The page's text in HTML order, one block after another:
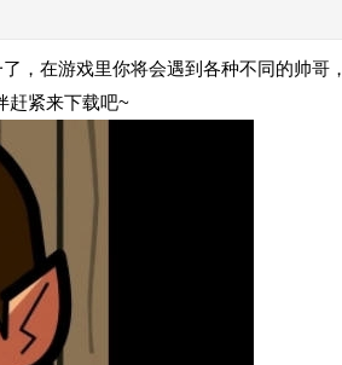
了，在游戏里你将会遇到各种不同的帅哥
赶紧来下载吧~